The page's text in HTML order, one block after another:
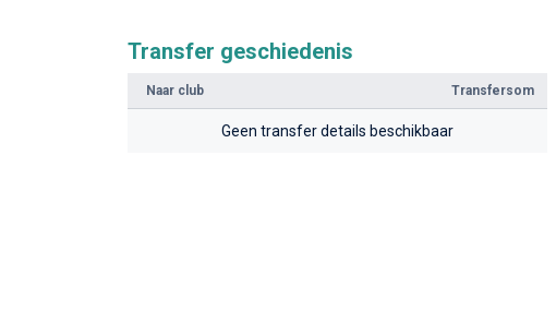
Transfer geschiedenis
Naar club Transfersom
Geen transfer details beschikbaar